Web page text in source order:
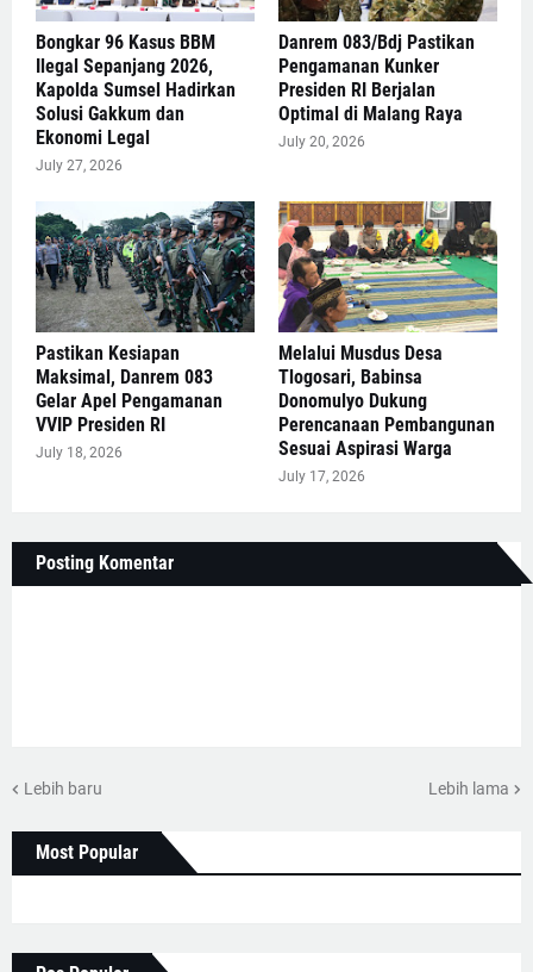
Bongkar 96 Kasus BBM
Ilegal Sepanjang 2026,
Kapolda Sumsel Hadirkan
Solusi Gakkum dan
Ekonomi Legal
July 27, 2026
Danrem 083/Bdj Pastikan
Pengamanan Kunker
Presiden RI Berjalan
Optimal di Malang Raya
July 20, 2026
Pastikan Kesiapan
Maksimal, Danrem 083
Gelar Apel Pengamanan
VVIP Presiden RI
July 18, 2026
Melalui Musdus Desa
Tlogosari, Babinsa
Donomulyo Dukung
Perencanaan Pembangunan
Sesuai Aspirasi Warga
July 17, 2026
Posting Komentar
Lebih baru Lebih lama
Most Popular